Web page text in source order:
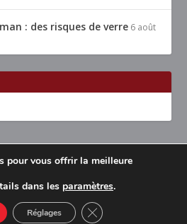
: des risques de verre 6 août
| Propulsé par
& alentours
Mentions légales
Contact
pour vous offrir la meilleure
dans les paramètres.
Réglages CLOSE GDPR